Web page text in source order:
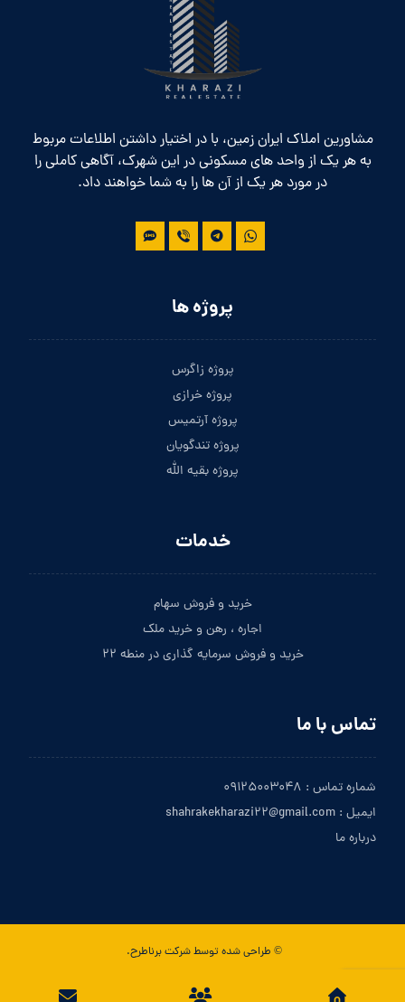
مشاورین املاک ایران زمین، با در اختیار داشتن اطلاعات مربوط
به هر یک از واحد های مسکونی در این شهرک، آگاهی کاملی را
در مورد هر یک از آن ها را به شما خواهند داد.
پروژه ها
پروژه زاگرس
پروژه خرازی
پروژه آرتمیس
پروژه تندگویان
پروژه بقیه الله
خدمات
خرید و فروش سهام
اجاره ، رهن و خرید ملک
خرید و فروش سرمایه گذاری در منطه ۲۲
تماس با ما
شماره تماس : ۰۹۱۲۵۰۰۳۰۴۸
ایمیل : shahrakekharazi۲۲@gmail.com
درباره ما
© طراحی شده توسط شرکت برناطرح.